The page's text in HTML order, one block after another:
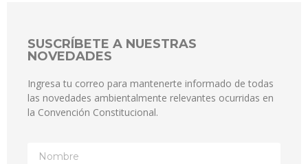
SUSCRÍBETE A NUESTRAS
NOVEDADES
Ingresa tu correo para mantenerte informado de todas
las novedades ambientalmente relevantes ocurridas en
la Convención Constitucional.